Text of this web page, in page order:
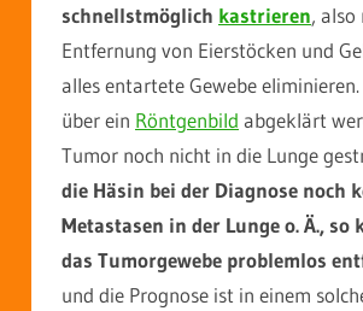
schnellstmöglich kastrieren,
Entfernung von Eierstöcken und
alles entartete Gewebe
über ein Röntgenbild abgeklärt
Tumor noch nicht in die Lunge
die Häsin bei der Diagnose noch
Metastasen in der Lunge o. Ä., so
das Tumorgewebe problemlos
und die Prognose ist in einem